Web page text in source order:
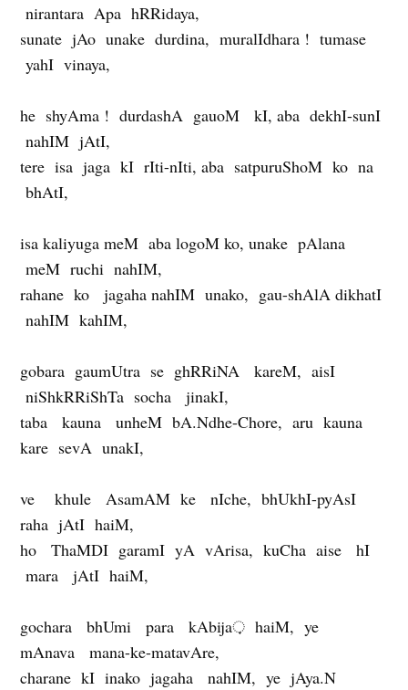
nirantara Apa hRRidaya,
sunate jAo unake durdina, muralIdhara ! tumase
yahI vinaya,
he shyAma ! durdashA gauoM kI, aba dekhI-sunI
nahIM jAtI,
tere isa jaga kI rIti-nIti, aba satpuruShoM ko na
bhAtI,
isa kaliyuga meM aba logoM ko, unake pAlana
meM ruchi nahIM,
rahane ko jagaha nahIM unako, gau-shAlA dikhatI
nahIM kahIM,
gobara gaumUtra se ghRRiNA kareM, aisI
niShkRRiShTa socha jinakI,
taba kauna unheM bA.Ndhe-Chore, aru kauna
kare sevA unakI,
ve khule AsamAM ke nIche, bhUkhI-pyAsI
raha jAtI haiM,
ho ThaMDI garamI yA vArisa, kuCha aise hI
mara jAtI haiM,
gochara bhUmi para kAbija़ haiM, ye
mAnava mana-ke-matavAre,
charane kI inako jagaha nahIM, ye jAya.N